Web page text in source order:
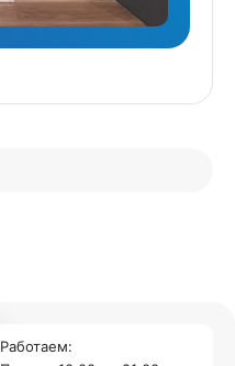
Работаем: